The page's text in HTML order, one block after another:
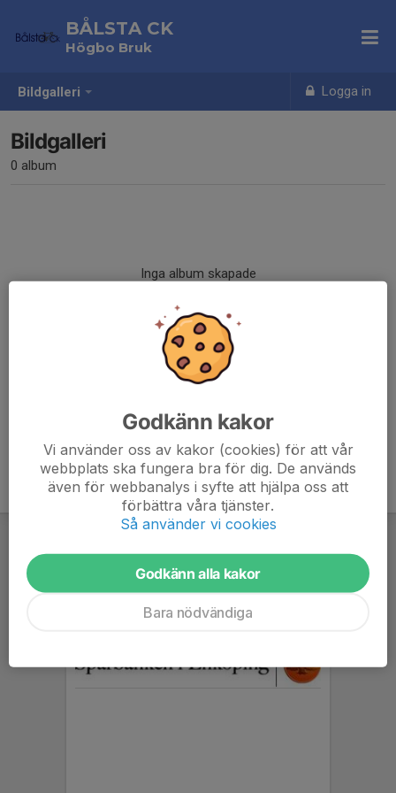
Bildgalleri Logga in
BÅLSTA CK
Högbo Bruk
Bildgalleri
0 album
Inga album skapade
Godkänn kakor
Vi använder oss av kakor (cookies) för att vår
webbplats ska fungera bra för dig. De används
även för webbanalys i syfte att hjälpa oss att
förbättra våra tjänster.
Så använder vi cookies
Godkänn alla kakor
Bara nödvändiga